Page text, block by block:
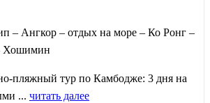
– Ангкор – отдых на море – Ко Ронг –
Хошимин
пляжный тур по Камбодже: 3 дня на
... читать далее